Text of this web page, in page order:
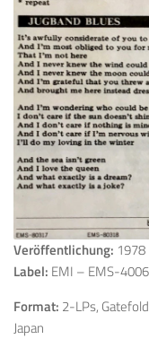
Veröffentlichung: 1978
Label: EMI – EMS-
Format: 2-LPs,
Japan